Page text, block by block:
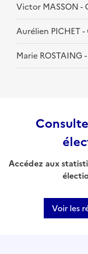
Victor MASSON -
Aurélien PICHET
Marie ROSTAING
Accédez aux
Voir les